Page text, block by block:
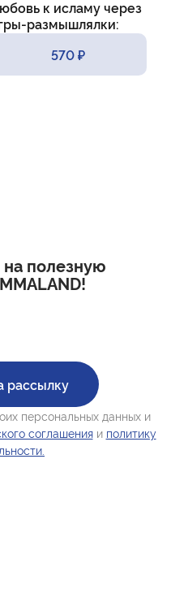
к исламу через
размышлялки:
приемы и
570 ₽
полезную
рассылку
персональных данных и
соглашенияи политику